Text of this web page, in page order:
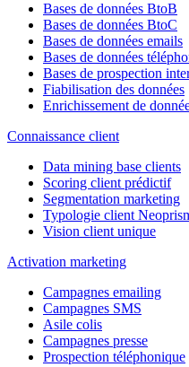
Bases de données BtoB
Bases de données BtoC
Bases de données emails
Bases de données
Bases de prospection
Fiabilisation des données
Enrichissement de
Connaissance client
Data mining base clients
Scoring client prédictif
Segmentation marketing
Typologie client
Vision client unique
Activation marketing
Campagnes emailing
Campagnes SMS
Asile colis
Campagnes presse
Prospection téléphonique